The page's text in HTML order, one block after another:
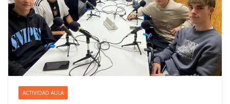
ACTIVIDAD AULA